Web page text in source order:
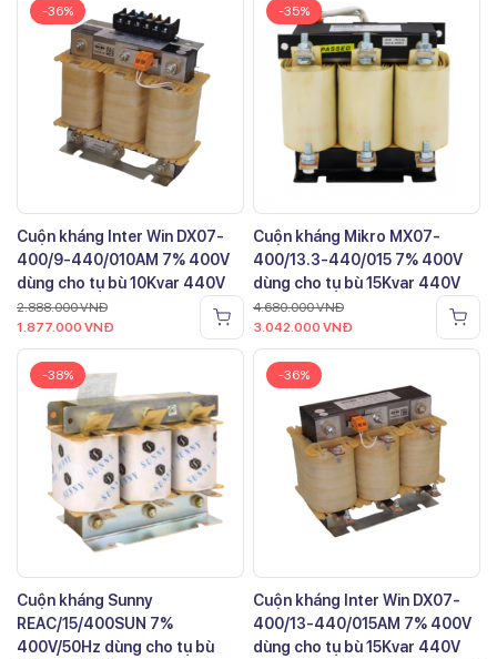
-36%
Cuộn kháng Inter Win DX07-
400/9-440/010AM 7% 400V
dùng cho tụ bù 10Kvar 440V
2.888.000VNĐ
1.877.000 VNĐ
-35%
Cuộn kháng Mikro MX07-
400/13.3-440/015 7% 400V
dùng cho tụ bù 15Kvar 440V
4.680.000VNĐ
3.042.000 VNĐ
-38%
Cuộn kháng Sunny
REAC/15/400SUN 7%
400V/50Hz dùng cho tụ bù
-36%
Cuộn kháng Inter Win DX07-
400/13-440/015AM 7% 400V
dùng cho tụ bù 15Kvar 440V